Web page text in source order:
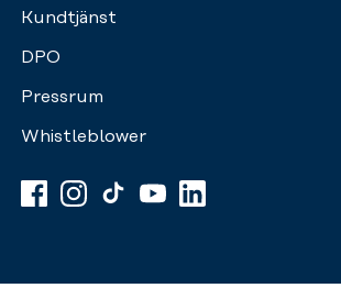
Kundtjänst
DPO
Pressrum
Whistleblower